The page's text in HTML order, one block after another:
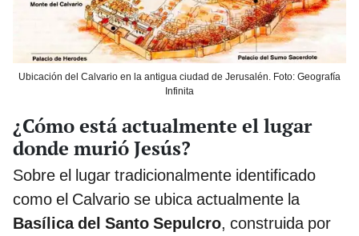
Ubicación del Calvario en la antigua ciudad de Jerusalén. Foto: Geografía
Infinita
¿Cómo está actualmente el lugar
donde murió Jesús?
Sobre el lugar tradicionalmente identificado
como el Calvario se ubica actualmente la
Basílica del Santo Sepulcro, construida por